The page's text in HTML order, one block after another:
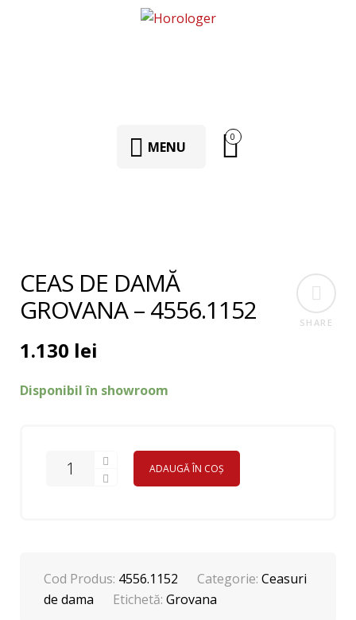
MENU
0
SHARE
CEAS DE DAMĂ
GROVANA – 4556.1152
1.130 lei
Disponibil în showroom
ADAUGĂ ÎN COȘ
Cod Produs: 4556.1152 Categorie: Ceasuri
de dama
Etichetă: Grovana